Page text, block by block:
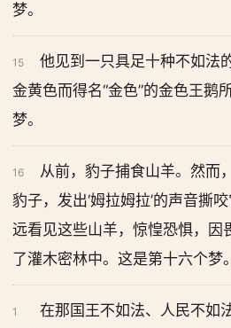
梦。
15
他见到一只具足十种不如法
金黄色而得名“金色”的金色王鹅
梦。
16
从前，豹子捕食山羊。然而
豹子，发出‘姆拉姆拉’的声音撕
远看见这些山羊，惊惶恐惧，因
了灌木密林中。这是第十六个梦。
1
在那国王不如法、人民不如